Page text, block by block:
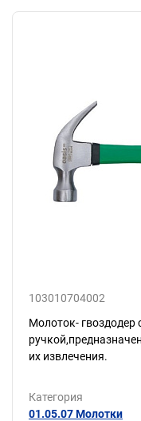
103010704002
Молоток- гвоздодер
их извлечения.
Категория
01.05.07 Молотки